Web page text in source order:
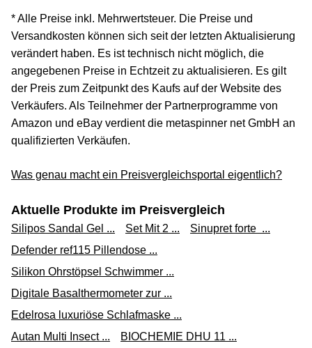
Zum Shop
(Werbung, bezahlter Link)
ES-Kompressen steril 7,5x7,5 cm 8fach 17f dig
2,77 €*
Versand ab 2,90 €
Zum Shop
ES-KOMPRESSEN steril 7,5x7,5 cm 8fach 17fädig 5X2
2,02 €*
Versand ab 3,95 €
medikamente-per-klick.de
Zum Shop
* Alle Preise inkl. Mehrwertsteuer. Die Preise und
Versandkosten können sich seit der letzten Aktualisierung
verändert haben. Es ist technisch nicht möglich, die
angegebenen Preise in Echtzeit zu aktualisieren. Es gilt
der Preis zum Zeitpunkt des Kaufs auf der Website des
Verkäufers. Als Teilnehmer der Partnerprogramme von
Amazon und eBay verdient die metaspinner net GmbH an
qualifizierten Verkäufen.
Was genau macht ein Preisvergleichsportal eigentlich?
Aktuelle Produkte im Preisvergleich
Silipos Sandal Gel ... Set Mit 2 ...
Sinupret forte ...
Defender ref115 Pillendose ...
Silikon Ohrstöpsel Schwimmer ...
Digitale Basalthermometer zur ...
Edelrosa luxuriöse Schlafmaske ...
Autan Multi Insect ...
BIOCHEMIE DHU 11 ...